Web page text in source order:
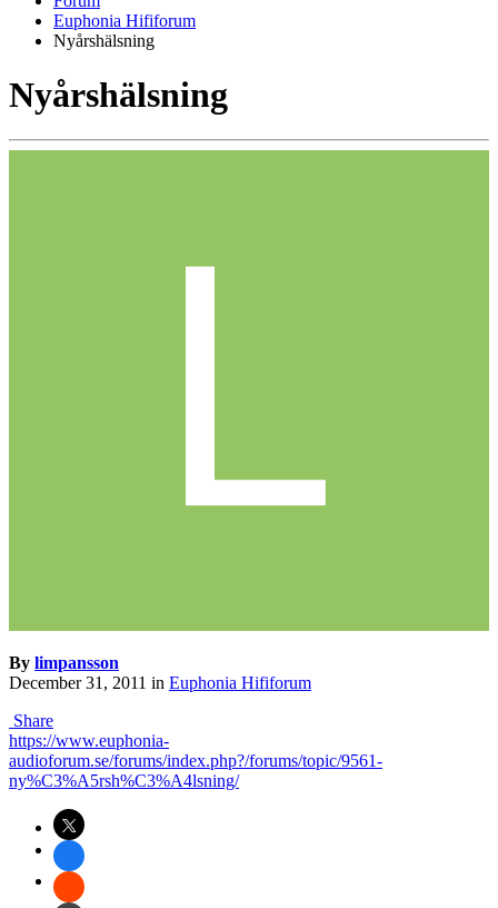
Euphonia Hififorum
Nyårshälsning
Nyårshälsning
By limpansson
December 31, 2011 in Euphonia Hififorum
Share
https://www.euphonia-
audioforum.se/forums/index.php?/forums/topic/9561-
ny%C3%A5rsh%C3%A4lsning/